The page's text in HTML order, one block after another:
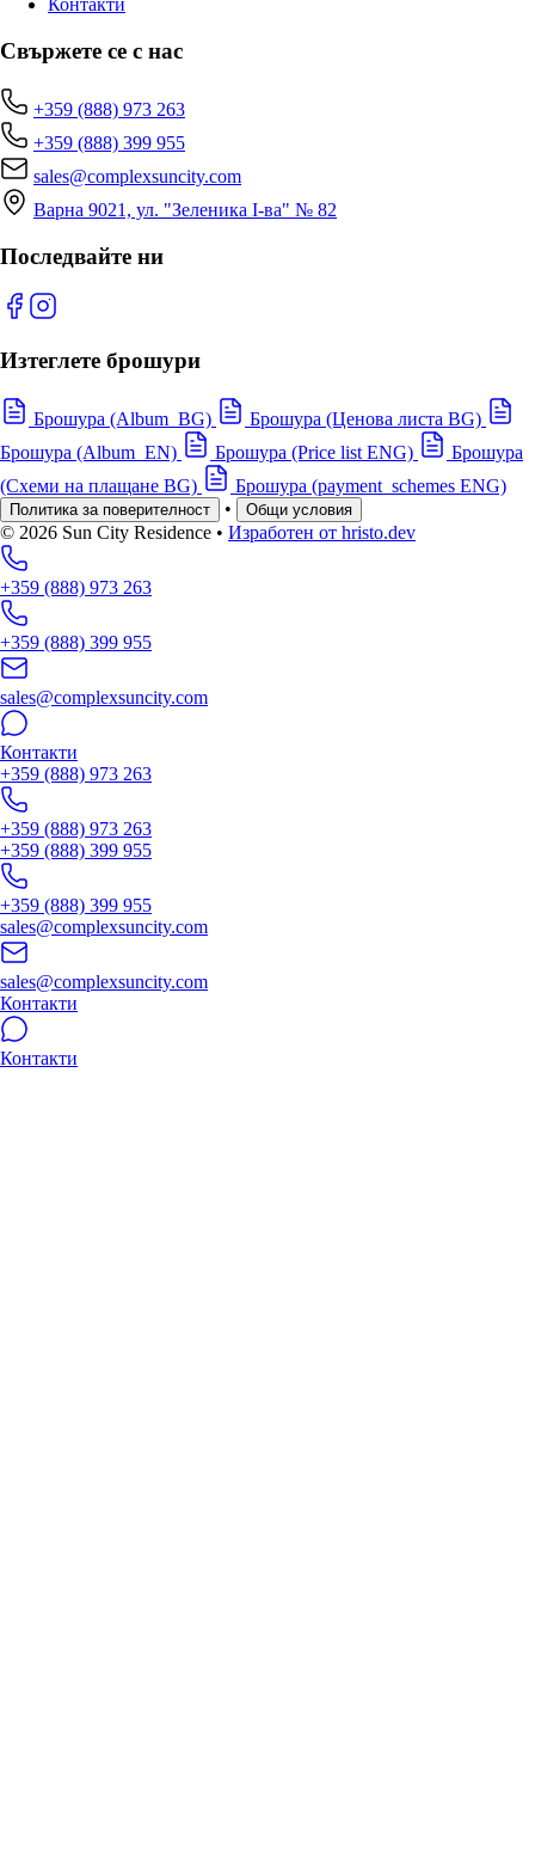
Контакти
Свържете се с нас
+359 (888) 973 263
+359 (888) 399 955
sales@complexsuncity.com
Варна 9021, ул. "Зеленика I-ва" № 82
Последвайте ни
Изтеглете брошури
Брошура (Album_BG)
Брошура (Ценова листа BG)
Брошура (Album_EN)
Брошура (Price list ENG)
Брошура
(Схеми на плащане BG)
Брошура (payment_schemes ENG)
Политика за поверителност • Общи условия
© 2026 Sun City Residence • Изработен от hristo.dev
+359 (888) 973 263
+359 (888) 399 955
sales@complexsuncity.com
Контакти
+359 (888) 973 263
+359 (888) 973 263
+359 (888) 399 955
+359 (888) 399 955
sales@complexsuncity.com
sales@complexsuncity.com
Контакти
Контакти